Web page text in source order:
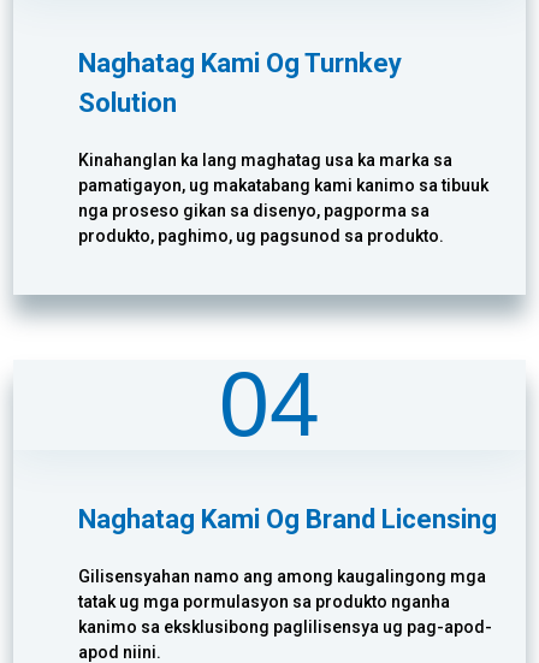
Naghatag Kami Og Turnkey
Solution
Kinahanglan ka lang maghatag usa ka marka sa
pamatigayon, ug makatabang kami kanimo sa tibuuk
nga proseso gikan sa disenyo, pagporma sa
produkto, paghimo, ug pagsunod sa produkto.
04
Naghatag Kami Og Brand Licensing
Gilisensyahan namo ang among kaugalingong mga
tatak ug mga pormulasyon sa produkto nganha
kanimo sa eksklusibong paglilisensya ug pag-apod-
apod niini.